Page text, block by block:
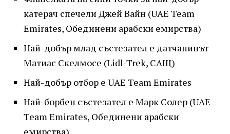
катерач спечели Джей Вайн (UAE Team
Emirates, Обединени арабски емирства)
Най-добър млад състезател e датчанинът
Матиас Скелмосе (Lidl-Trek, САЩ)
Най-добър отбор e UAE Team Emirates
Най-борбен състезател e Марк Солер (UAE
Team Emirates, Обединени арабски
емирства)